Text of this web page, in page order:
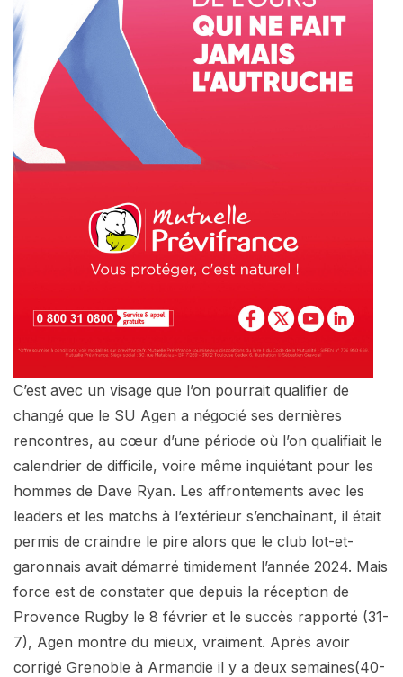
C’est avec un visage que l’on pourrait qualifier de
changé que le SU Agen a négocié ses dernières
rencontres, au cœur d’une période où l’on qualifiait le
calendrier de difficile, voire même inquiétant pour les
hommes de Dave Ryan. Les affrontements avec les
leaders et les matchs à l’extérieur s’enchaînant, il était
permis de craindre le pire alors que le club lot-et-
garonnais avait démarré timidement l’année 2024. Mais
force est de constater que depuis la réception de
Provence Rugby le 8 février et le succès rapporté (31-
7), Agen montre du mieux, vraiment. Après avoir
corrigé Grenoble à Armandie il y a deux semaines(40-